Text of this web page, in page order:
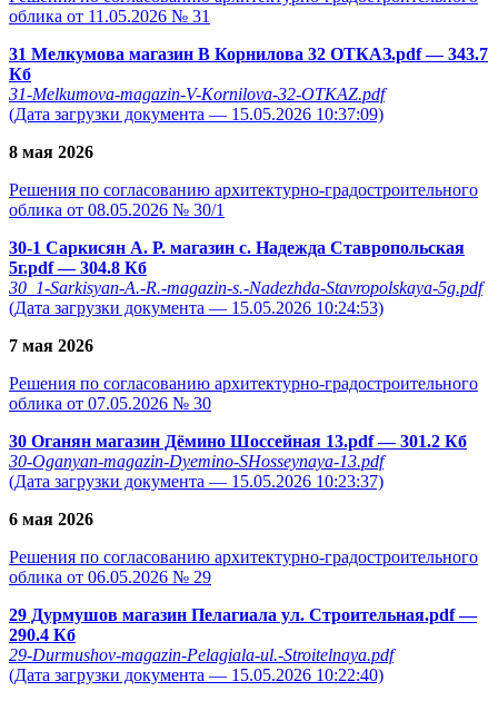
облика от 11.05.2026 № 31
31 Мелкумова магазин В Корнилова 32 ОТКАЗ.pdf— 343.7
Кб
31-Melkumova-magazin-V-Kornilova-32-OTKAZ.pdf
(Дата загрузки документа — 15.05.2026 10:37:09)
8 мая 2026
Решения по согласованию архитектурно-градостроительного
облика от 08.05.2026 № 30/1
30-1 Саркисян А. Р. магазин с. Надежда Ставропольская
5г.pdf— 304.8 Кб
30_1-Sarkisyan-A.-R.-magazin-s.-Nadezhda-Stavropolskaya-5g.pdf
(Дата загрузки документа — 15.05.2026 10:24:53)
7 мая 2026
Решения по согласованию архитектурно-градостроительного
облика от 07.05.2026 № 30
30 Оганян магазин Дёмино Шоссейная 13.pdf— 301.2 Кб
30-Oganyan-magazin-Dyemino-SHosseynaya-13.pdf
(Дата загрузки документа — 15.05.2026 10:23:37)
6 мая 2026
Решения по согласованию архитектурно-градостроительного
облика от 06.05.2026 № 29
29 Дурмушов магазин Пелагиала ул. Строительная.pdf—
290.4 Кб
29-Durmushov-magazin-Pelagiala-ul.-Stroitelnaya.pdf
(Дата загрузки документа — 15.05.2026 10:22:40)